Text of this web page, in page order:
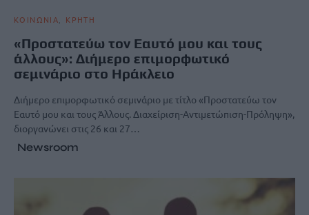
ΚΟΙΝΩΝΙΑ ΚΡΗΤΗ
«Προστατεύω τον Εαυτό μου και τους
άλλους»: Διήμερο επιμορφωτικό
σεμινάριο στο Ηράκλειο
Διήμερο επιμορφωτικό σεμινάριο με τίτλο «Προστατεύω τον
Εαυτό μου και τους Άλλους. Διαχείριση-Αντιμετώπιση-Πρόληψη»,
διοργανώνει στις 26 και 27…
Newsroom